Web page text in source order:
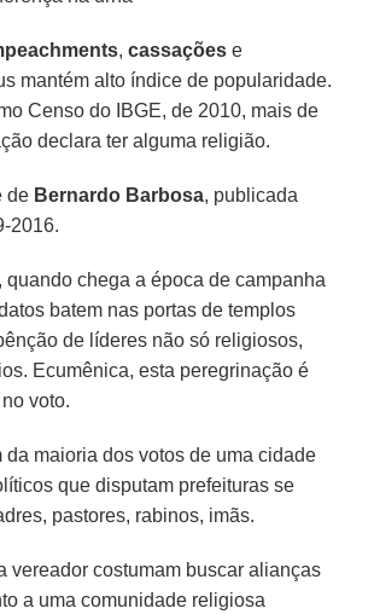
,cassações e
mantém alto índice de popularidade.
Censo do IBGE, de 2010, mais de
declara ter alguma religião.
de Bernardo Barbosa, publicada
2016.
quando chega a época de campanha
batem nas portas de templos
de líderes não só religiosos,
Ecumênica, esta peregrinação é
voto.
da maioria dos votos de uma cidade
que disputam prefeituras se
pastores, rabinos, imãs.
vereador costumam buscar alianças
a uma comunidade religiosa